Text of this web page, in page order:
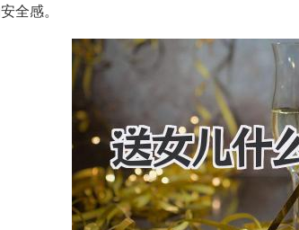
全感。